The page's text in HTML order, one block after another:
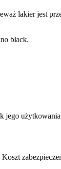
lakier jest
black.
jego